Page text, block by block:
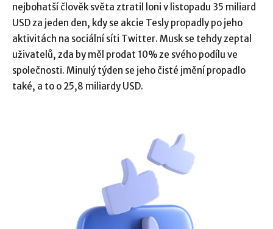
nejbohatší člověk světa ztratil loni v listopadu 35 miliard
USD za jeden den, kdy se akcie Tesly propadly po jeho
aktivitách na sociální síti Twitter. Musk se tehdy zeptal
uživatelů, zda by měl prodat 10% ze svého podílu ve
společnosti. Minulý týden se jeho čisté jmění propadlo
také, a to o 25,8 miliardy USD.